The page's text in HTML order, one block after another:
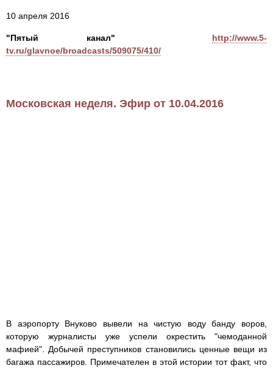
10 апреля 2016
"Пятый канал"
http://www.5-
tv.ru/glavnoe/broadcasts/509075/410/
Московская неделя. Эфир от 10.04.2016
В аэропорту Внуково вывели на чистую воду банду воров,
которую журналисты уже успели окрестить "чемоданной
мафией". Добычей преступников становились ценные вещи из
багажа пассажиров. Примечателен в этой истории тот факт, что